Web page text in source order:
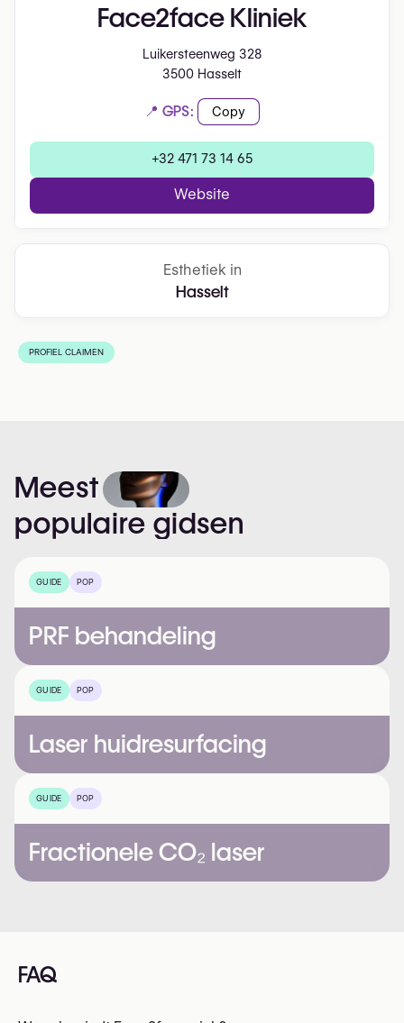
Face2face Kliniek
Luikersteenweg 328
3500 Hasselt
📍 GPS: Copy
+32 471 73 14 65
Website
Esthetiek in
Hasselt
PROFIEL CLAIMEN
Meest
populaire gidsen
GUIDE POP
PRF behandeling
GUIDE POP
Laser huidresurfacing
GUIDE POP
Fractionele CO₂ laser
FAQ